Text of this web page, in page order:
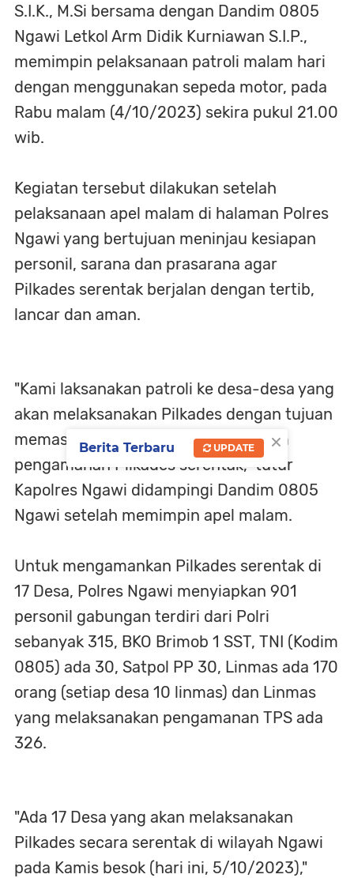
S.I.K., M.Si bersama dengan Dandim 0805
Ngawi Letkol Arm Didik Kurniawan S.I.P.,
memimpin pelaksanaan patroli malam hari
dengan menggunakan sepeda motor, pada
Rabu malam (4/10/2023) sekira pukul 21.00
wib.
Kegiatan tersebut dilakukan setelah
pelaksanaan apel malam di halaman Polres
Ngawi yang bertujuan meninjau kesiapan
personil, sarana dan prasarana agar
Pilkades serentak berjalan dengan tertib,
lancar dan aman.
"Kami laksanakan patroli ke desa-desa yang
akan melaksanakan Pilkades dengan tujuan
memastikan kesiapan personel dalam
pengamanan Pilkades serentak," tutur
Kapolres Ngawi didampingi Dandim 0805
Ngawi setelah memimpin apel malam.
Untuk mengamankan Pilkades serentak di
17 Desa, Polres Ngawi menyiapkan 901
personil gabungan terdiri dari Polri
sebanyak 315, BKO Brimob 1 SST, TNI (Kodim
0805) ada 30, Satpol PP 30, Linmas ada 170
orang (setiap desa 10 linmas) dan Linmas
yang melaksanakan pengamanan TPS ada
326.
"Ada 17 Desa yang akan melaksanakan
Pilkades secara serentak di wilayah Ngawi
pada Kamis besok (hari ini, 5/10/2023),"
×
Berita Terbaru UPDATE